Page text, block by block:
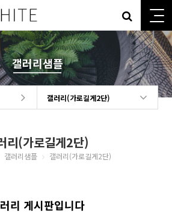
갤러리샘플
갤러리(가로길게2단)
리(가로길게2단)
갤러리샘플 갤러리(가로길게2단)
리 게시판입니다